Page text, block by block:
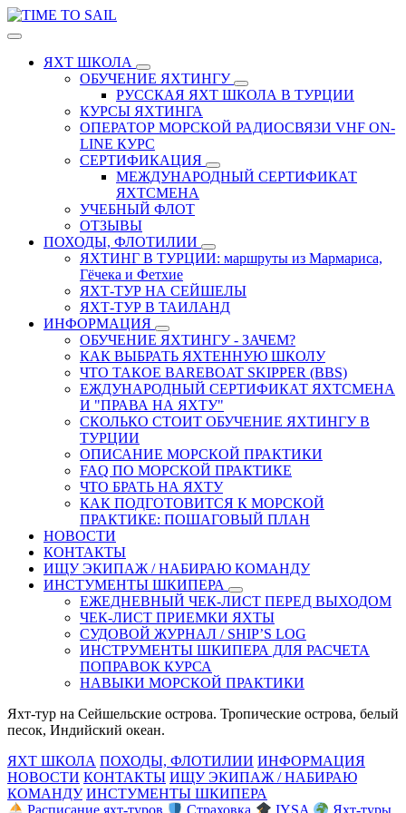
ЯХТ ШКОЛА
ОБУЧЕНИЕ ЯХТИНГУ
РУССКАЯ ЯХТ ШКОЛА В ТУРЦИИ
КУРСЫ ЯХТИНГА
ОПЕРАТОР МОРСКОЙ РАДИОСВЯЗИ VHF ON-
LINE КУРС
СЕРТИФИКАЦИЯ
МЕЖДУНАРОДНЫЙ СЕРТИФИКАТ
ЯХТСМЕНА
УЧЕБНЫЙ ФЛОТ
ОТЗЫВЫ
ПОХОДЫ, ФЛОТИЛИИ
ЯХТИНГ В ТУРЦИИ: маршруты из Мармариса,
Гёчека и Фетхие
ЯХТ-ТУР НА СЕЙШЕЛЫ
ЯХТ-ТУР В ТАИЛАНД
ИНФОРМАЦИЯ
ОБУЧЕНИЕ ЯХТИНГУ - ЗАЧЕМ?
КАК ВЫБРАТЬ ЯХТЕННУЮ ШКОЛУ
ЧТО ТАКОЕ BAREBOAT SKIPPER (BBS)
ЕЖДУНАРОДНЫЙ СЕРТИФИКАТ ЯХТСМЕНА
И "ПРАВА НА ЯХТУ"
СКОЛЬКО СТОИТ ОБУЧЕНИЕ ЯХТИНГУ В
ТУРЦИИ
ОПИСАНИЕ МОРСКОЙ ПРАКТИКИ
FAQ ПО МОРСКОЙ ПРАКТИКЕ
ЧТО БРАТЬ НА ЯХТУ
КАК ПОДГОТОВИТСЯ К МОРСКОЙ
ПРАКТИКЕ: ПОШАГОВЫЙ ПЛАН
НОВОСТИ
КОНТАКТЫ
ИЩУ ЭКИПАЖ / НАБИРАЮ КОМАНДУ
ИНСТУМЕНТЫ ШКИПЕРА
ЕЖЕДНЕВНЫЙ ЧЕК-ЛИСТ ПЕРЕД ВЫХОДОМ
ЧЕК-ЛИСТ ПРИЕМКИ ЯХТЫ
СУДОВОЙ ЖУРНАЛ / SHIP’S LOG
ИНСТРУМЕНТЫ ШКИПЕРА ДЛЯ РАСЧЕТА
ПОПРАВОК КУРСА
НАВЫКИ МОРСКОЙ ПРАКТИКИ
Яхт-тур на Сейшельские острова. Тропические острова, белый
песок, Индийский океан.
ЯХТ ШКОЛА ПОХОДЫ, ФЛОТИЛИИ ИНФОРМАЦИЯ
НОВОСТИ КОНТАКТЫ ИЩУ ЭКИПАЖ / НАБИРАЮ
КОМАНДУ ИНСТУМЕНТЫ ШКИПЕРА